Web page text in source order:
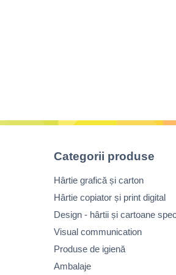
Categorii produse
Hârtie grafică și carton
Hârtie copiator și print digital
Design - hârtii și cartoane
Visual communication
Produse de igienă
Ambalaje